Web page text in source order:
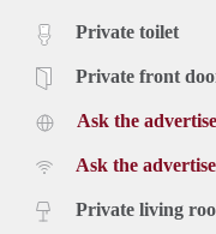
Private toilet
Private front
Ask the
Ask the
Private living